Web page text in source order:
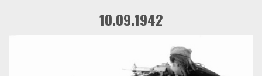
10.09.1942